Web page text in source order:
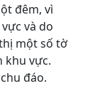
đêm, vì
và do
một số tờ
khu vực.
đáo.